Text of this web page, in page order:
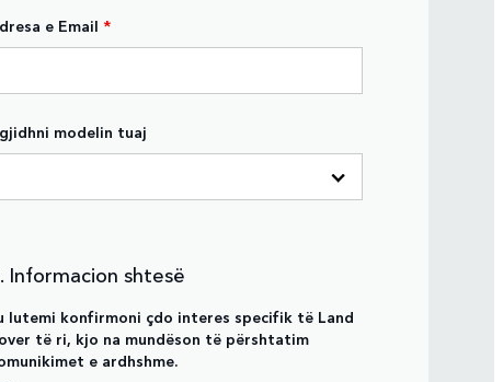
e Email *
modelin tuaj
Informacion shtesë
lutemi konfirmoni çdo interes specifik të Land
të ri, kjo na mundëson të përshtatim
e ardhshme.